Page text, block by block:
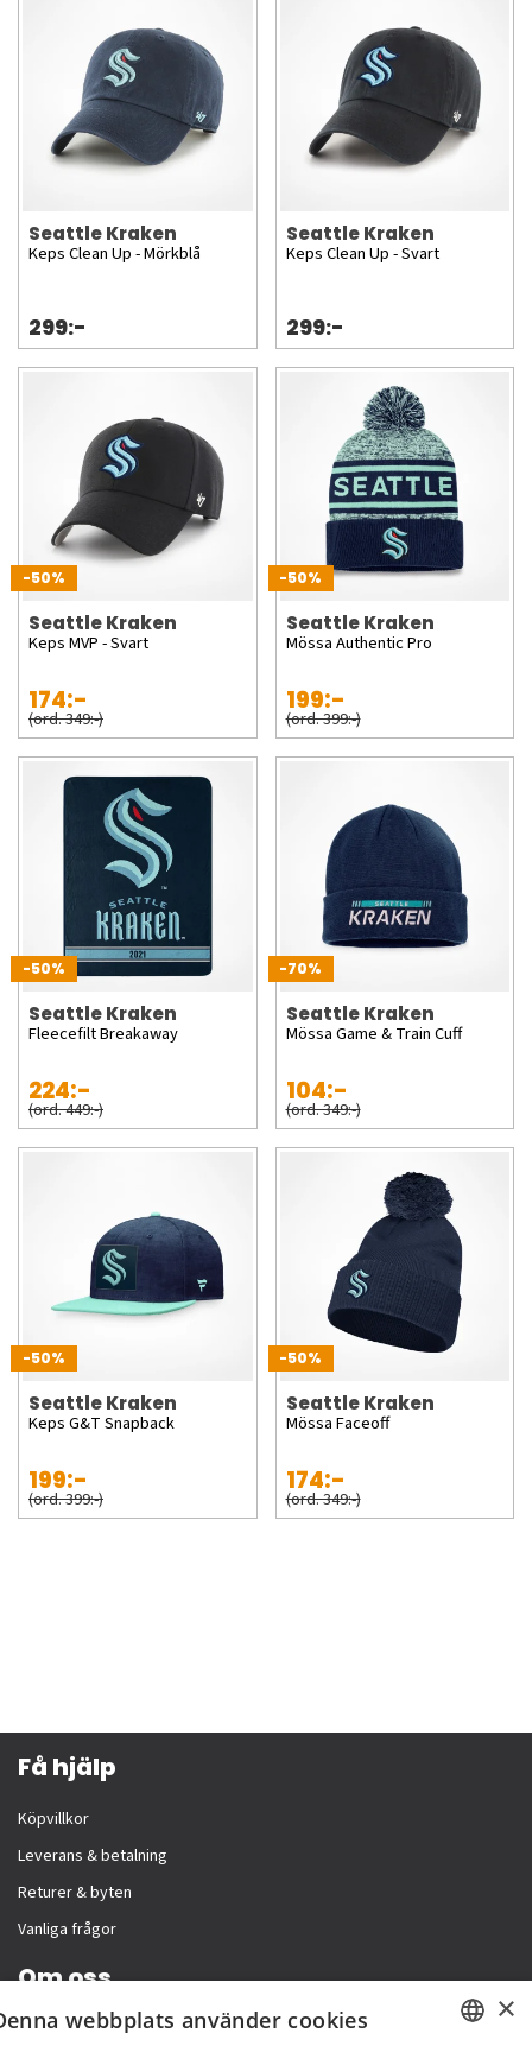
Seattle Kraken
Keps Clean Up - Mörkblå
299:-
Seattle Kraken
Keps Clean Up - Svart
299:-
-50%
Seattle Kraken
Keps MVP - Svart
174:-
(ord. 349:-)
-50%
Seattle Kraken
Mössa Authentic Pro
199:-
(ord. 399:-)
-50%
Seattle Kraken
Fleecefilt Breakaway
224:-
(ord. 449:-)
-70%
Seattle Kraken
Mössa Game & Train Cuff
104:-
(ord. 349:-)
-50%
Seattle Kraken
Keps G&T Snapback
199:-
(ord. 399:-)
-50%
Seattle Kraken
Mössa Faceoff
174:-
(ord. 349:-)
Få hjälp
Köpvillkor
Leverans & betalning
Returer & byten
Vanliga frågor
Om oss
Företagsinformation
×
webbplats använder cookies